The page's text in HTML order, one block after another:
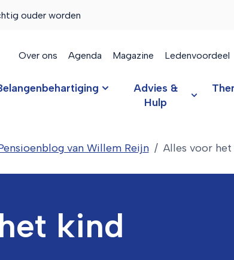
ouder worden
Over ons Agenda Magazine Ledenvoordeel
Advies &
Hulp
van Willem Reijn Alles voor het
kind